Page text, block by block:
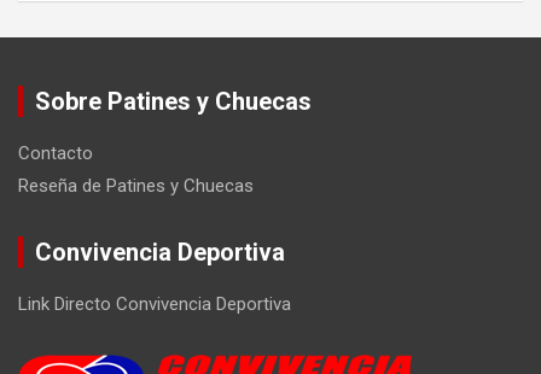
Sobre Patines y Chuecas
Contacto
Reseña de Patines y Chuecas
Convivencia Deportiva
Link Directo Convivencia Deportiva